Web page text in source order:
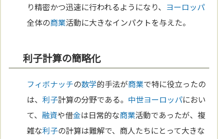
り精密かつ迅速に行われるようになり、 ヨーロッパ
全体の商業活動に大きなインパクトを与えた。
利子計算の簡略化
フィボナッチの数学的手法が商業で特に役立ったの
は、利子計算の分野である。 中世ヨーロッパにおい
て、 融資や借金は日常的な商業活動であったが、複
雑な利子の計算は難解で、商人たちにとって大きな